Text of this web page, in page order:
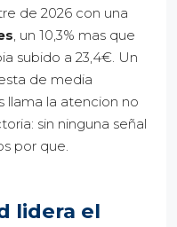
de 2026 con una
, un 10,3% mas que
subido a 23,4€. Un
de media
llama la atencion no
sin ninguna señal
por que.
lidera el